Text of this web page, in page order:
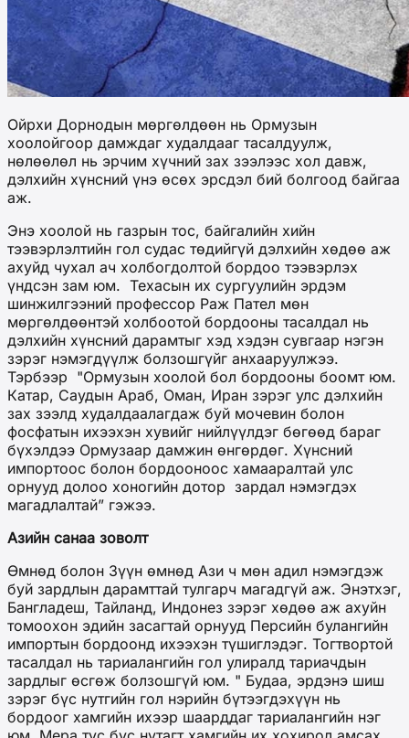
Ойрхи Дорнодын мөргөлдөөн нь Ормузын
хоолойгоор дамждаг худалдааг тасалдуулж,
нөлөөлөл нь эрчим хүчний зах зээлээс хол давж,
дэлхийн хүнсний үнэ өсөх эрсдэл бий болгоод байгаа
аж.
Энэ хоолой нь газрын тос, байгалийн хийн
тээвэрлэлтийн гол судас төдийгүй дэлхийн хөдөө аж
ахуйд чухал ач холбогдолтой бордоо тээвэрлэх
үндсэн зам юм. Техасын их сургуулийн эрдэм
шинжилгээний профессор Раж Пател мөн
мөргөлдөөнтэй холбоотой бордооны тасалдал нь
дэлхийн хүнсний дарамтыг хэд хэдэн сувгаар нэгэн
зэрэг нэмэгдүүлж болзошгүйг анхааруулжээ.
Тэрбээр "Ормузын хоолой бол бордооны боомт юм.
Катар, Саудын Араб, Оман, Иран зэрэг улс дэлхийн
зах зээлд худалдаалагдаж буй мочевин болон
фосфатын ихээхэн хувийг нийлүүлдэг бөгөөд бараг
бүхэлдээ Ормузаар дамжин өнгөрдөг. Хүнсний
импортоос болон бордооноос хамааралтай улс
орнууд долоо хоногийн дотор зардал нэмэгдэх
магадлалтай” гэжээ.
Азийн санаа зоволт
Өмнөд болон Зүүн өмнөд Ази ч мөн адил нэмэгдэж
буй зардлын дарамттай тулгарч магадгүй аж. Энэтхэг,
Бангладеш, Тайланд, Индонез зэрэг хөдөө аж ахуйн
томоохон эдийн засагтай орнууд Персийн булангийн
импортын бордоонд ихээхэн түшиглэдэг. Тогтвортой
тасалдал нь тариалангийн гол улиралд тариачдын
зардлыг өсгөж болзошгүй юм. " Будаа, эрдэнэ шиш
зэрэг бүс нутгийн гол нэрийн бүтээгдэхүүн нь
бордоог хамгийн ихээр шаарддаг тариалангийн нэг